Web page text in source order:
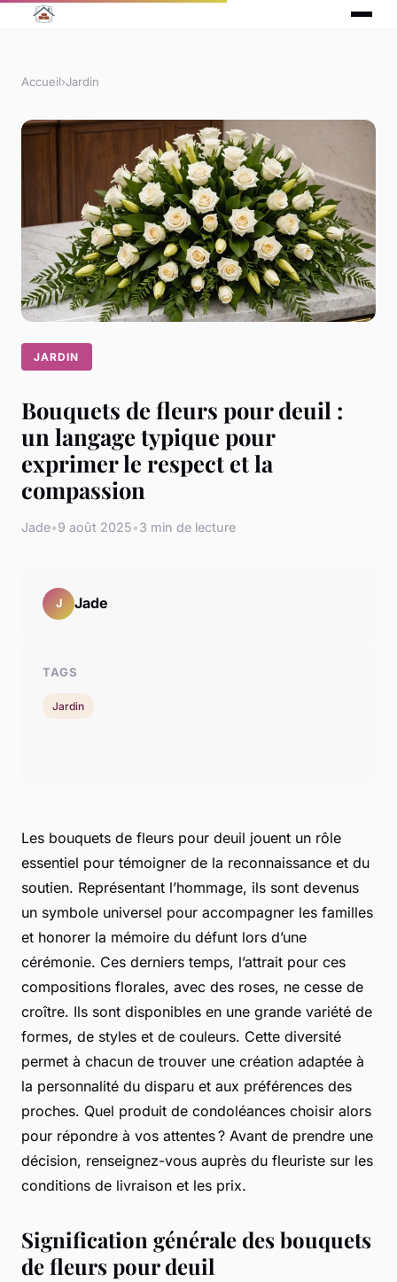
Accueil›Jardin
JARDIN
Bouquets de fleurs pour deuil :
un langage typique pour
exprimer le respect et la
compassion
Jade•9 août 2025•3 min de lecture
Les bouquets de fleurs pour deuil jouent un rôle
essentiel pour témoigner de la reconnaissance et du
soutien. Représentant l’hommage, ils sont devenus
un symbole universel pour accompagner les familles
et honorer la mémoire du défunt lors d’une
cérémonie. Ces derniers temps, l’attrait pour ces
compositions florales, avec des roses, ne cesse de
croître. Ils sont disponibles en une grande variété de
formes, de styles et de couleurs. Cette diversité
permet à chacun de trouver une création adaptée à
la personnalité du disparu et aux préférences des
proches. Quel produit de condoléances choisir alors
pour répondre à vos attentes ? Avant de prendre une
décision, renseignez-vous auprès du fleuriste sur les
conditions de livraison et les prix.
Signification générale des bouquets
de fleurs pour deuil
J Jade
TAGS
Jardin